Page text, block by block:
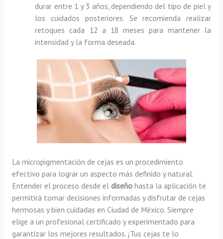
durar entre 1 y 3 años, dependiendo del tipo de piel y
los cuidados posteriores. Se recomienda realizar
retoques cada 12 a 18 meses para mantener la
intensidad y la forma deseada.
La micropigmentación de cejas es un procedimiento
efectivo para lograr un aspecto más definido y natural.
Entender el proceso desde el diseño hasta la aplicación te
permitirá tomar decisiones informadas y disfrutar de cejas
hermosas y bien cuidadas en Ciudad de México. Siempre
elige a un profesional certificado y experimentado para
garantizar los mejores resultados. ¡Tus cejas te lo